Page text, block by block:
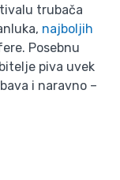
trubača
najboljih
Posebnu
piva uvek
i naravno –